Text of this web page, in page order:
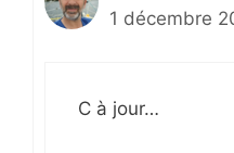
1 décembre
C à jour…